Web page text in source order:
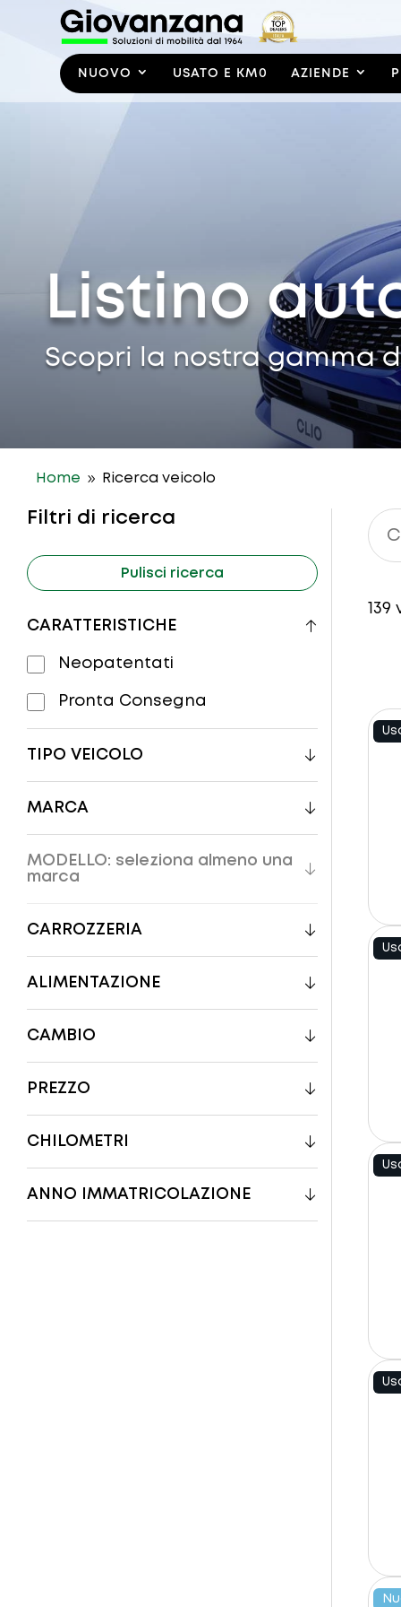
NUOVO USATO E KM0 AZIENDE
Listino
Scopri la nostra gamma
Home 9 Ricerca veicolo
Filtri di ricerca
Pulisci ricerca
CARATTERISTICHE
Neopatentati
Pronta Consegna
TIPO VEICOLO
MARCA
MODELLO: seleziona almeno una
marca
CARROZZERIA
ALIMENTAZIONE
CAMBIO
PREZZO
CHILOMETRI
ANNO IMMATRICOLAZIONE
139